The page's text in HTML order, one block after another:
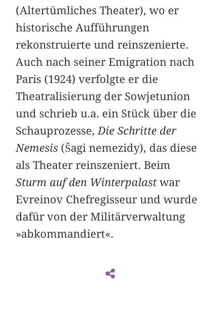
(Altertümliches Theater), wo er
historische Aufführungen
rekonstruierte und reinszenierte.
Auch nach seiner Emigration nach
Paris (1924) verfolgte er die
Theatralisierung der Sowjetunion
und schrieb u.a. ein Stück über die
Schauprozesse, Die Schritte der
Nemesis (Šagi nemezidy), das diese
als Theater reinszeniert. Beim
Sturm auf den Winterpalastwar
Evreinov Chefregisseur und wurde
dafür von der Militärverwaltung
»abkommandiert«.